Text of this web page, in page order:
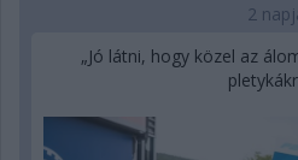
2
„Jó látni, hogy közel az